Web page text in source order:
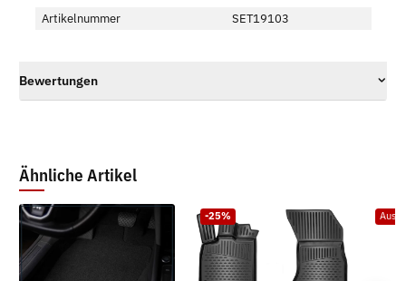
Artikelnummer SET19103
Bewertungen
Ähnliche Artikel
-25%